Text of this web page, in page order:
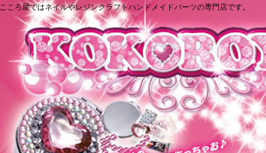
こころ屋ではネイルやレジンクラフトハンドメイドパーツの専門店です。